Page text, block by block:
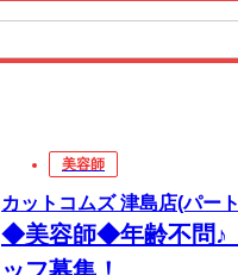
美容師
カットコムズ 津島店(パー
◆美容師◆年齢不問♪